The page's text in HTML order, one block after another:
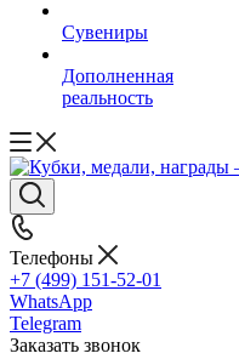
Сувениры
Дополненная
реальность
Телефоны
+7 (499) 151-52-01
WhatsApp
Telegram
Заказать звонок